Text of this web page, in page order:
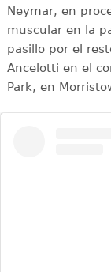
Neymar, en
muscular en la
pasillo por el
Ancelotti en el
Park, en